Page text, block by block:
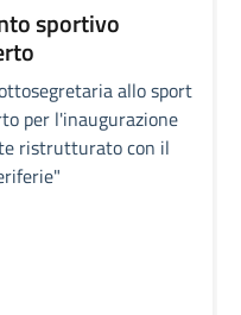
sportivo
allo sport
per l'inaugurazione
ristrutturato con il